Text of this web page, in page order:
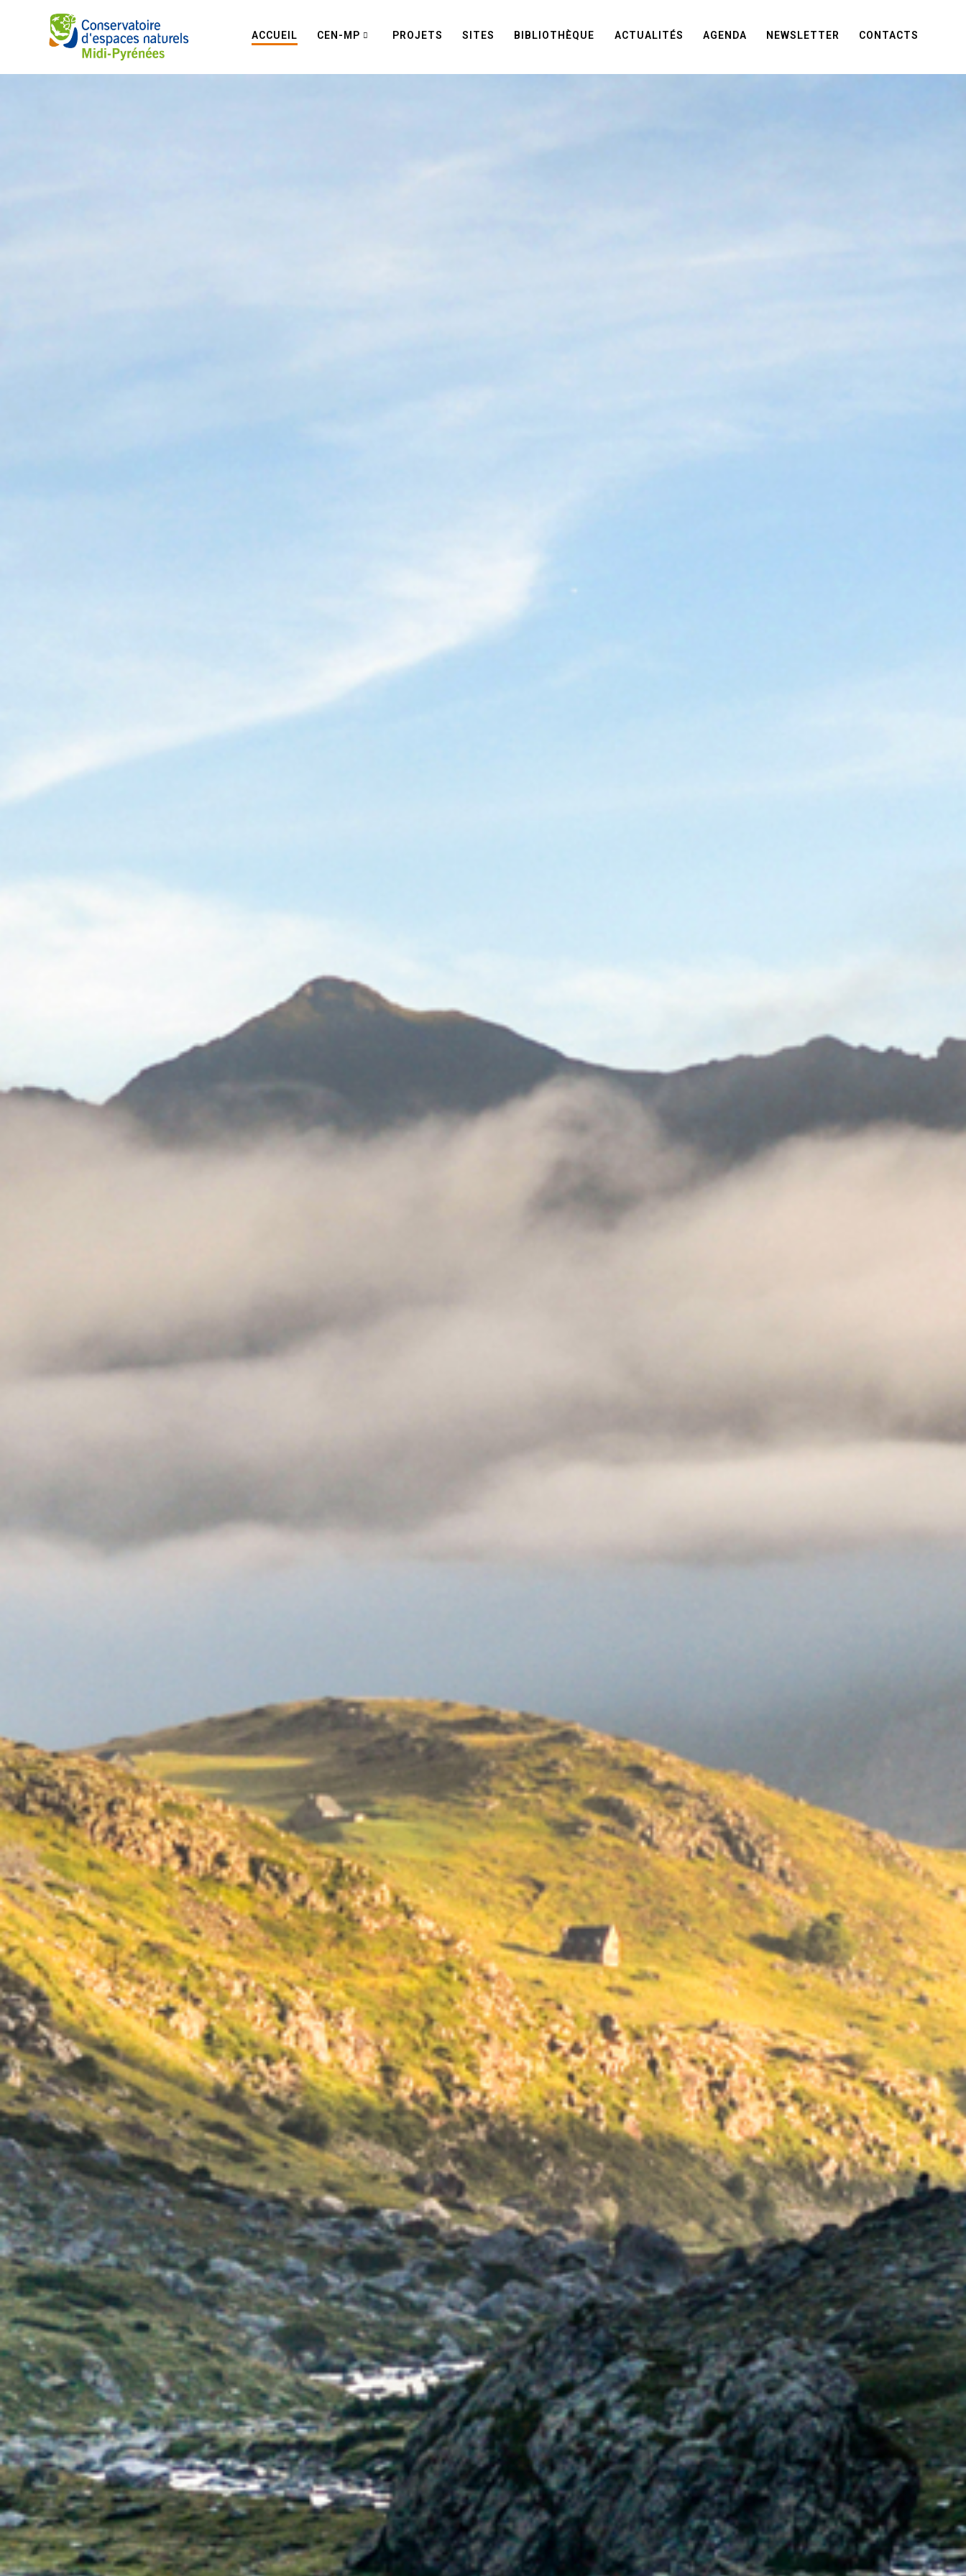
ACCUEIL CEN-MP PROJETS SITES BIBLIOTHÈQUE ACTUALITÉS AGENDA NEWSLETTER CONTACTS